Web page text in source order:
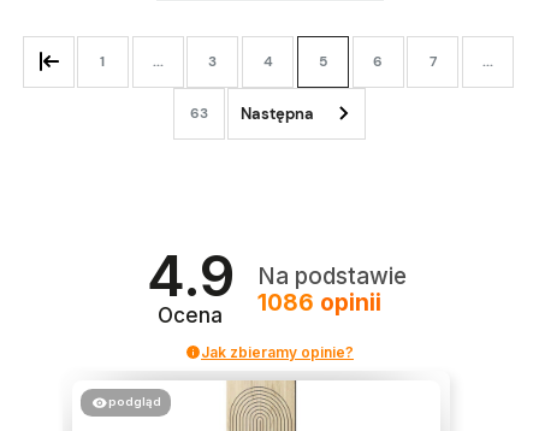
1 ... 3 4 5 6 7 ...
63
4.9
Ocena
Na podstawie
1086 opinii
Jak zbieramy opinie?
podgląd